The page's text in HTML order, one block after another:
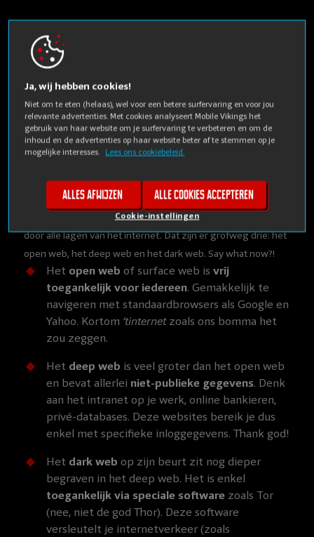
Van illegale handel in wapens en drugs tot huurmoordenaars
en geheime overheidssamenzweringen. Hetmysterieuze
karakter van het dark webzorgt voor de wildste
geruchten. Maar wat houdt het juist in?
Doe mij maardeep, dark of open✅
Voor we ons wagen aan té diepe wateren, roeien we even
door alle lagen van het internet. Dat zijn er grofweg drie: het
open web, het deep web en het dark web. Say what now?!
Het open web of surface web is vrij
toegankelijk voor iedereen. Gemakkelijk te
navigeren met standaardbrowsers als Google en
Yahoo. Kortom ‘tinternetzoals ons bomma het
zou zeggen.
Het deep web is veel groter dan het open web
en bevat allerlei niet-publieke gegevens. Denk
aan het intranet op je werk, online bankieren,
privé-databases. Deze websites bereik je dus
enkel met specifieke inloggegevens. Thank god!
Het dark web op zijn beurt zit nog dieper
begraven in het deep web. Het is enkel
toegankelijk via speciale software zoals Tor
(nee, niet de god Thor). Deze software
versleutelt je internetverkeer (zoals
Ja, wij hebben cookies!
Niet om te eten (helaas), wel voor een betere surfervaring en voor jou
relevante advertenties. Met cookies analyseert Mobile Vikings het
gebruik van haar website om je surfervaring te verbeteren en om de
inhoud en de advertenties op haar website beter af te stemmen op je
mogelijke interesses.
Lees ons cookiebeleid.
Cookie-instellingen
Alles afwijzen Alle cookies accepteren